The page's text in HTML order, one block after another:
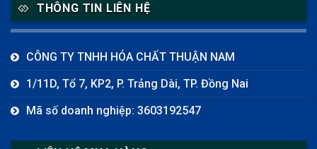
THÔNG TIN LIÊN HỆ
CÔNG TY TNHH HÓA CHẤT THUẬN NAM
1/11D, Tổ 7, KP2, P. Trảng Dài, TP. Đồng Nai
Mã số doanh nghiệp: 3603192547